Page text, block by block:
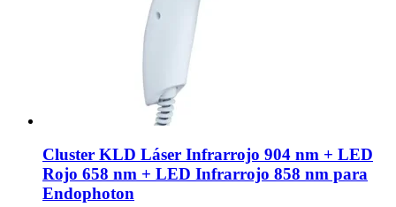
Cluster KLD Láser Infrarrojo 904 nm + LED
Rojo 658 nm + LED Infrarrojo 858 nm para
Endophoton